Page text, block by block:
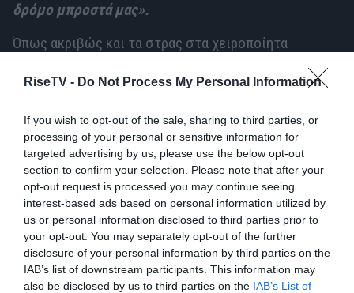
RiseTV - Do Not Process My Personal Information
If you wish to opt-out of the sale, sharing to third parties, or
processing of your personal or sensitive information for
targeted advertising by us, please use the below opt-out
section to confirm your selection. Please note that after your
opt-out request is processed you may continue seeing
interest-based ads based on personal information utilized by
us or personal information disclosed to third parties prior to
your opt-out. You may separately opt-out of the further
disclosure of your personal information by third parties on the
IAB’s list of downstream participants. This information may
also be disclosed by us to third parties on the IAB’s List of
δρόμο μπροστά μας».
Όπως ακριβώς και τα στρας στα χειροποίητα
Jenny
το συγκρότημα λάμπει έντονα, αποδεικνύοντας την
αξέχαστη.
LINKS
Official site https://www.jennydontandthespurs.com/
Instagram
https://www.instagram.com/jennydontandthespurs/
TikTokhttps://www.tiktok.com/@jennydontandthespurs